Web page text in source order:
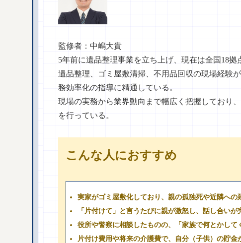
監修者：中嶋大貴
5年前に遺品整理事業を立ち上げ、現在は全国18
遺品整理、ゴミ屋敷清掃、不用品回収の現場経験
務効率化の指導に精通している。
現場の実務から業界動向まで幅広く把握しており
を行っている。
こんな人におすすめ
実家がゴミ屋敷化しており、親の孤独死や近隣へ
「片付けて」と言うたびに親が激怒し、話し合い
役所や警察に相談したものの、「家族で何とかし
片付け費用や将来の介護費で、自分（子供）の貯